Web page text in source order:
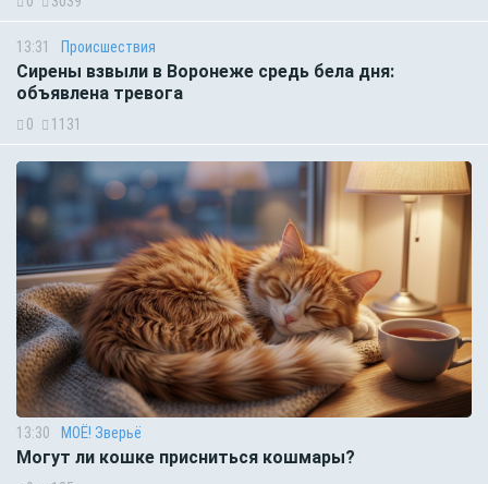
13:31 Происшествия
Сирены взвыли в Воронеже средь бела дня:
объявлена тревога
0 1131
13:30 МОЁ! Зверьё
Могут ли кошке присниться кошмары?